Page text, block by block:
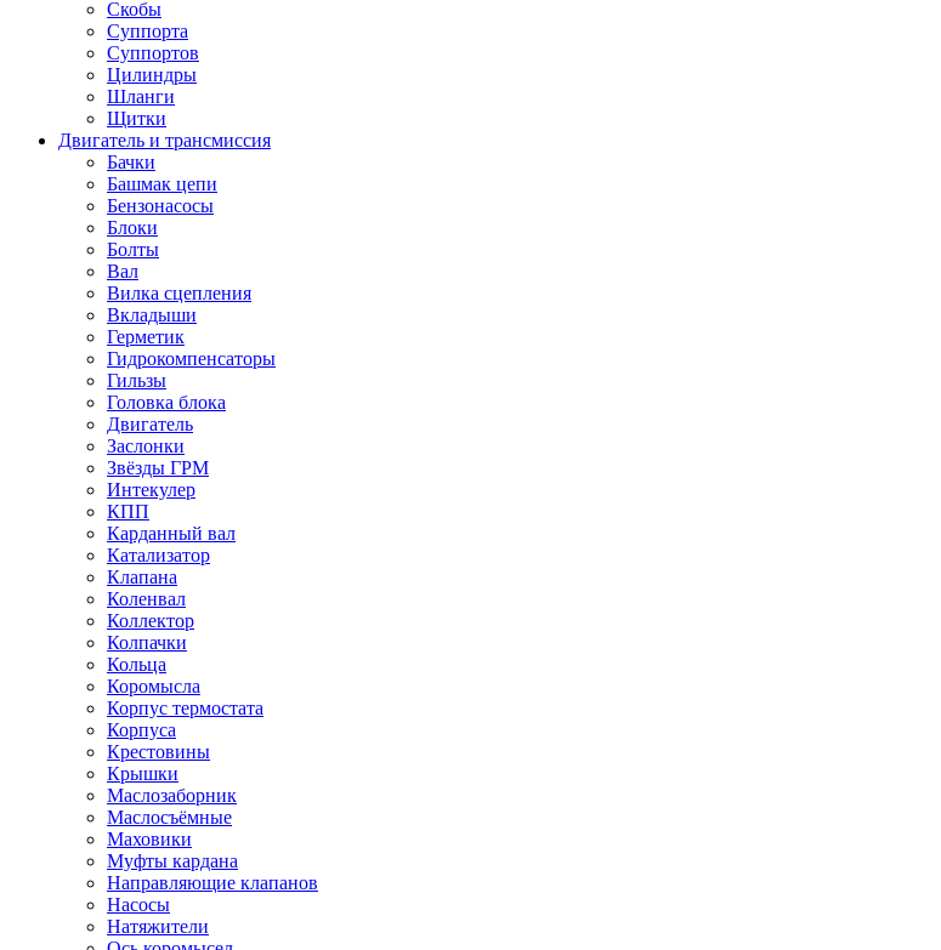
Скобы
Суппорта
Суппортов
Цилиндры
Шланги
Щитки
Двигатель и трансмиссия
Бачки
Башмак цепи
Бензонасосы
Блоки
Болты
Вал
Вилка сцепления
Вкладыши
Герметик
Гидрокомпенсаторы
Гильзы
Головка блока
Двигатель
Заслонки
Звёзды ГРМ
Интекулер
КПП
Карданный вал
Катализатор
Клапана
Коленвал
Коллектор
Колпачки
Кольца
Коромысла
Корпус термостата
Корпуса
Крестовины
Крышки
Маслозаборник
Маслосъёмные
Маховики
Муфты кардана
Направляющие клапанов
Насосы
Натяжители